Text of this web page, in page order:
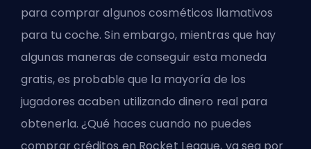
para comprar algunos cosméticos llamativos
para tu coche. Sin embargo, mientras que hay
algunas maneras de conseguir esta moneda
gratis, es probable que la mayoría de los
jugadores acaben utilizando dinero real para
obtenerla. ¿Qué haces cuando no puedes